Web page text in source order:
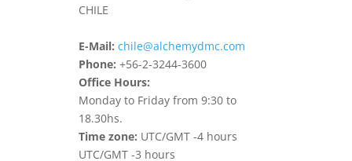
CHILE
E-Mail: chile@alchemydmc.com
Phone: +56-2-3244-3600
Office Hours:
Monday to Friday from 9:30 to
18.30hs.
Time zone: UTC/GMT -4 hours
UTC/GMT -3 hours